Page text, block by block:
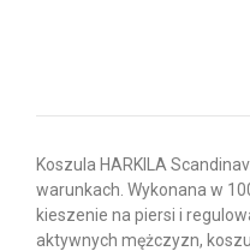
Koszula HARKILA
warunkach. Wykonana w
kieszenie na piersi i
aktywnych mężczyzn,